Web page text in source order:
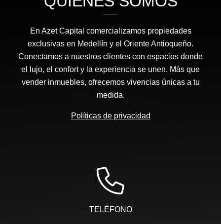
En Azet Capital comercializamos propiedades
exclusivas en Medellín y el Oriente Antioqueño.
Conectamos a nuestros clientes con espacios donde
el lujo, el confort y la experiencia se unen. Más que
vender inmuebles, ofrecemos vivencias únicas a tu
medida.
Políticas de privacidad
TELÉFONO